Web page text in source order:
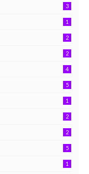
3
1
2
2
4
5
1
2
2
5
1